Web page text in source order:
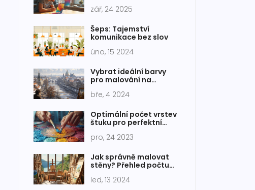
zář, 24 2025
Šeps: Tajemství
komunikace bez slov
úno, 15 2024
Vybrat ideální barvy
pro malování na
začínající umělce
bře, 4 2024
Optimální počet vrstev
štuku pro perfektní
pro, 24 2023
Jak správně malovat
stěny? Přehled počtu
dokonalý výsledek
led, 13 2024